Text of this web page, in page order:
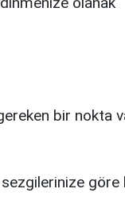
bir nokta
göre